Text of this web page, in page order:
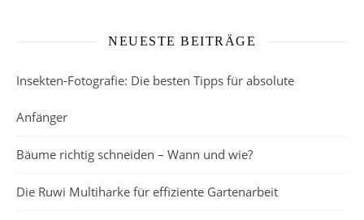
NEUESTE BEITRÄGE
Insekten-Fotografie: Die besten Tipps für absolute
Anfänger
Bäume richtig schneiden – Wann und wie?
Die Ruwi Multiharke für effiziente Gartenarbeit